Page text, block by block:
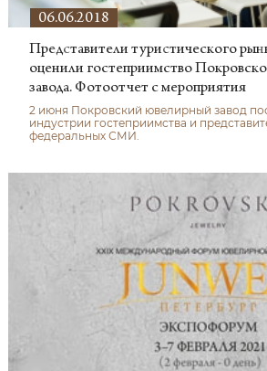
06.06.2018
Представители туристического
оценили гостеприимство
завода. Фотоотчет с мероприятия
2 июня Покровский ювелирный завод
индустрии гостеприимства и
федеральных СМИ.